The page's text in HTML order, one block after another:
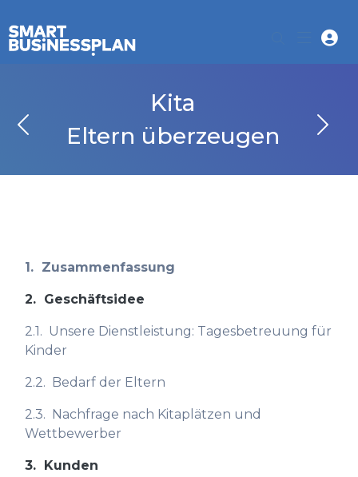
Kita
Eltern überzeugen
1. Zusammenfassung
2. Geschäftsidee
2.1. Unsere Dienstleistung: Tagesbetreuung für
Kinder
2.2. Bedarf der Eltern
2.3. Nachfrage nach Kitaplätzen und
Wettbewerber
3. Kunden